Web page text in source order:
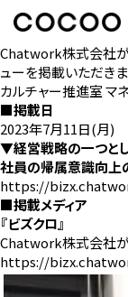
Chatwork株式会社が
ューを掲載いただきま
カルチャー推進室 マ
■掲載日
2023年7月11日(月)
▼経営戦略の一つと
社員の帰属意識向上
https://
■掲載メディア
『ビズクロ』
Chatwork株式会社が
https://